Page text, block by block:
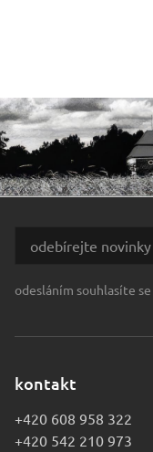
odesláním souhlasíte se
kontakt
+420 608 958 322
+420 542 210 973